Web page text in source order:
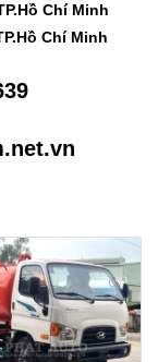
Chí Minh
Chí Minh